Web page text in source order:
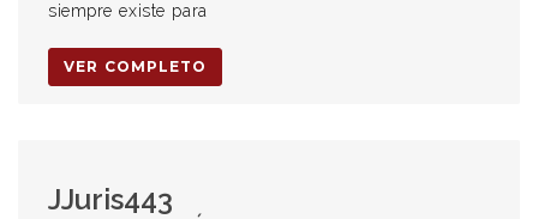
siempre existe para
VER COMPLETO
JJuris443